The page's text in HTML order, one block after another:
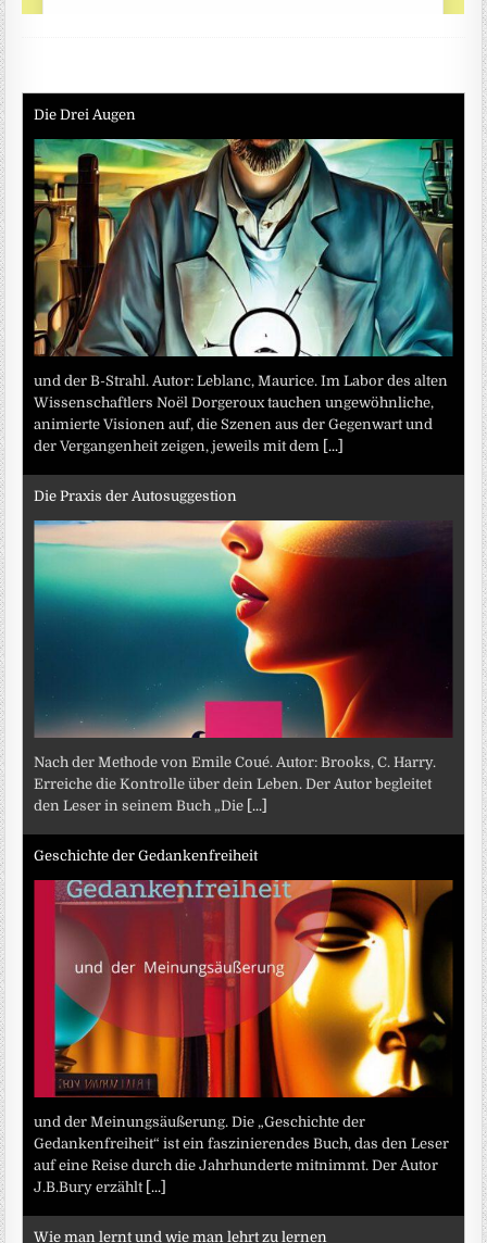
Die Drei Augen
und der B-Strahl. Autor: Leblanc, Maurice. Im Labor des alten
Wissenschaftlers Noël Dorgeroux tauchen ungewöhnliche,
animierte Visionen auf, die Szenen aus der Gegenwart und
der Vergangenheit zeigen, jeweils mit dem [...]
Die Praxis der Autosuggestion
Nach der Methode von Emile Coué. Autor: Brooks, C. Harry.
Erreiche die Kontrolle über dein Leben. Der Autor begleitet
den Leser in seinem Buch „Die [...]
Geschichte der Gedankenfreiheit
und der Meinungsäußerung. Die „Geschichte der
Gedankenfreiheit“ ist ein faszinierendes Buch, das den Leser
auf eine Reise durch die Jahrhunderte mitnimmt. Der Autor
J.B.Bury erzählt [...]
Wie man lernt und wie man lehrt zu lernen